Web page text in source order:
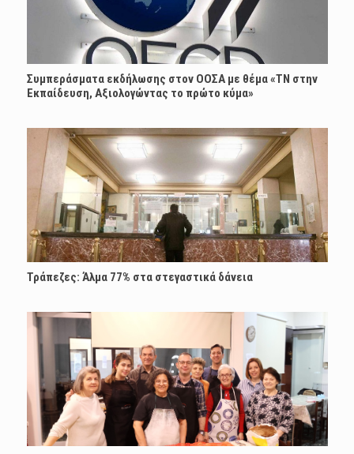
Συμπεράσματα εκδήλωσης στον ΟΟΣΑ με θέμα «ΤΝ στην
Εκπαίδευση, Αξιολογώντας το πρώτο κύμα»
Τράπεζες: Άλμα 77% στα στεγαστικά δάνεια